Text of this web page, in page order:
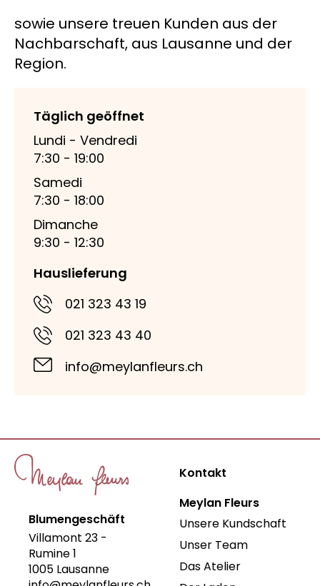
sowie unsere treuen Kunden aus der
Nachbarschaft, aus Lausanne und der
Region.
Täglich geöffnet
Lundi - Vendredi
7:30 - 19:00
Samedi
7:30 - 18:00
Dimanche
9:30 - 12:30
Hauslieferung
021 323 43 19
021 323 43 40
info@meylanfleurs.ch
Blumengeschäft
Villamont 23 -
Rumine 1
1005 Lausanne
Kontakt
Meylan Fleurs
Unsere Kundschaft
Unser Team
Das Atelier